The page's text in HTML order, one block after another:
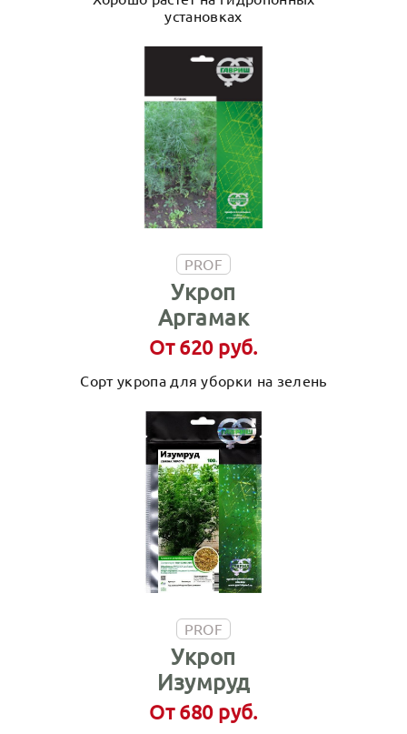
установках
PROF
Укроп
Аргамак
От 620 руб.
Сорт укропа для уборки на зелень
PROF
Укроп
Изумруд
От 680 руб.